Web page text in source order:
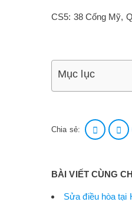
CS5: 38 Cống Mỹ,
Mục lục
Chia sẻ:
BÀI VIẾT CÙNG
Sửa điều hòa tại